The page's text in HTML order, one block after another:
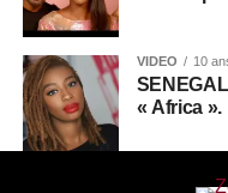
VIDEO 10
« Africa ».